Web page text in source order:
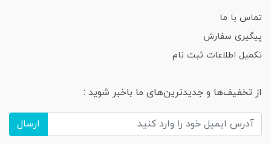
تماس با ما
پیگیری سفارش
تکمیل اطلاعات ثبت نام
از تخفیف‌ها و جدیدترین‌های ما باخبر شوید :
ارسال